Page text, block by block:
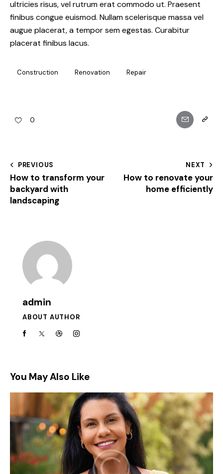
ultricies risus, vel rutrum erat commodo ut. Praesent
finibus congue euismod. Nullam scelerisque massa vel
augue placerat, a tempor sem egestas. Curabitur
placerat finibus lacus.
Construction Renovation Repair
0
PREVIOUS
How to transform your
backyard with
landscaping
NEXT
How to renovate your
home efficiently
admin
ABOUT AUTHOR
You May Also Like